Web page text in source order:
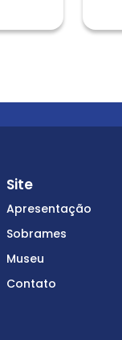
Site
Apresentação
Sobrames
Museu
Contato